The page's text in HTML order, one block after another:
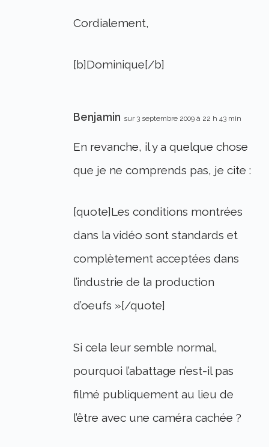
Cordialement,
[b]Dominique[/b]
Benjamin sur 3 septembre 2009 à 22 h 43 min
En revanche, il y a quelque chose
que je ne comprends pas, je cite :
[quote]Les conditions montrées
dans la vidéo sont standards et
complètement acceptées dans
l’industrie de la production
d’oeufs »[/quote]
Si cela leur semble normal,
pourquoi l’abattage n’est-il pas
filmé publiquement au lieu de
l’être avec une caméra cachée ?